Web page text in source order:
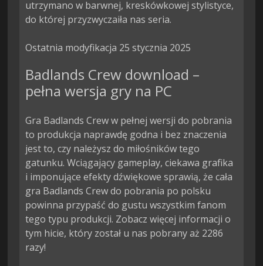
utrzymano w barwnej, kreskówkowej stylistyce,
do której przyzwyczaiła nas seria.
Ostatnia modyfikacja 25 stycznia 2025
Badlands Crew download –
pełna wersja gry na PC
Gra Badlands Crew w pełnej wersji do pobrania
to produkcja naprawdę godna i bez znaczenia
jest to, czy należysz do miłośników tego
gatunku. Wciągający gameplay, ciekawa grafika
i imponujące efekty dźwiękowe sprawią, że cała
gra Badlands Crew do pobrania po polsku
powinna przypaść do gustu wszystkim fanom
tego typu produkcji. Zobacz więcej informacji o
tym hicie, który został u nas pobrany aż 2286
razy!